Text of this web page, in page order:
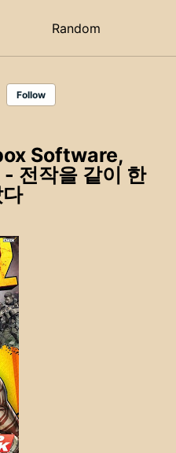
Random
Follow
Software,
전작을 같이 한